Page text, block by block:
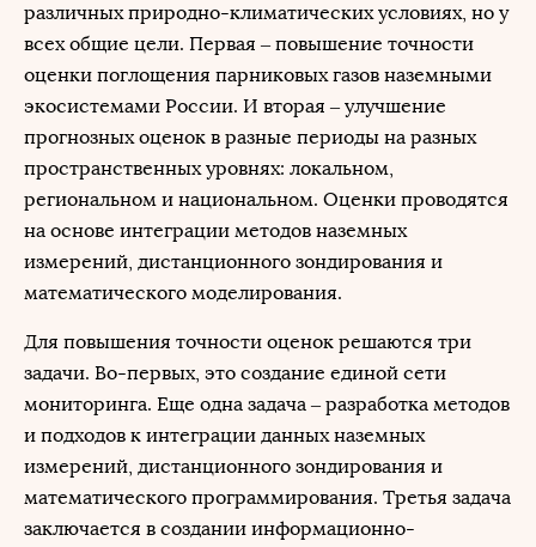
различных природно-климатических условиях, но у
всех общие цели. Первая – повышение точности
оценки поглощения парниковых газов наземными
экосистемами России. И вторая – улучшение
прогнозных оценок в разные периоды на разных
пространственных уровнях: локальном,
региональном и национальном. Оценки проводятся
на основе интеграции методов наземных
измерений, дистанционного зондирования и
математического моделирования.
Для повышения точности оценок решаются три
задачи. Во-первых, это создание единой сети
мониторинга. Еще одна задача – разработка методов
и подходов к интеграции данных наземных
измерений, дистанционного зондирования и
математического программирования. Третья задача
заключается в создании информационно-